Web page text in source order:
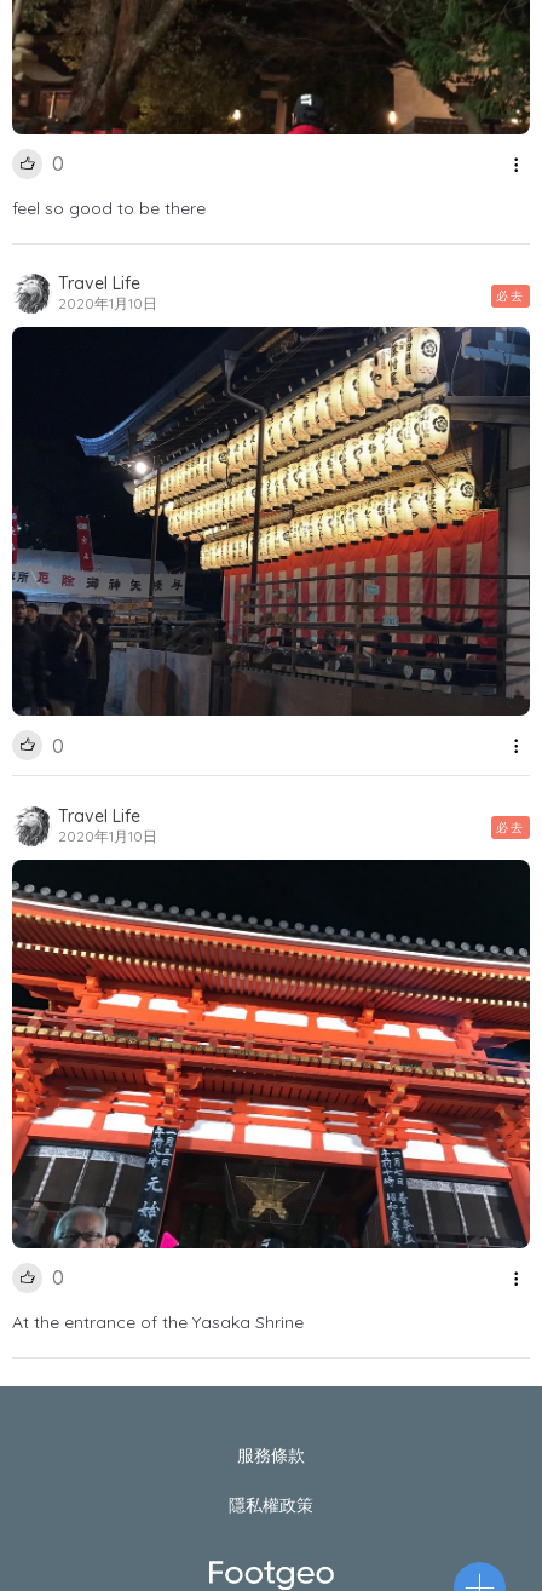
0
feel so good to be there
Travel Life
2020年1月10日 必去
0
Travel Life
2020年1月10日 必去
0
At the entrance of the Yasaka Shrine
服務條款
隱私權政策